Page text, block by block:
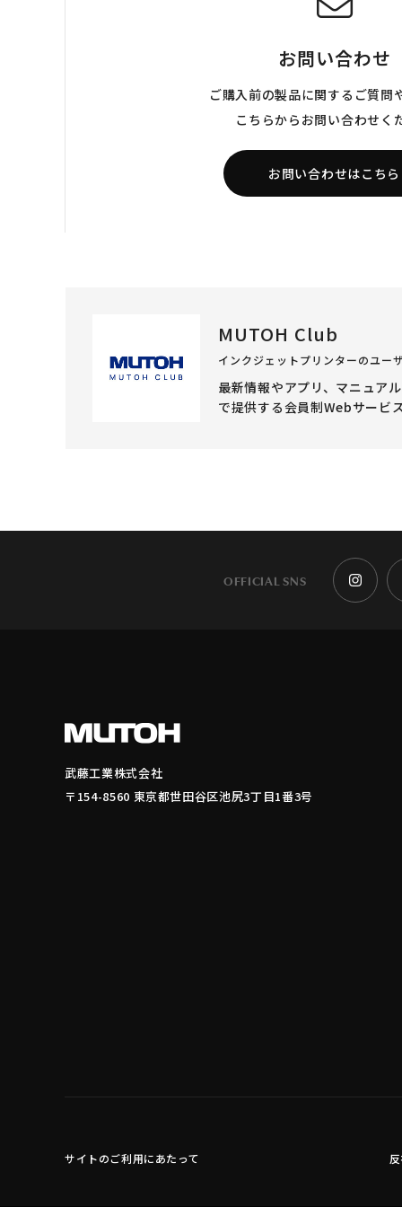
お問い合わせ
ご購入前の製品に関するご質問
こちらからお問い合わせく
お問い合わせはこちら
MUTOH Club
インクジェットプリンターのユー
最新情報やアプリ、マニュア
で提供する会員制Webサービ
OFFICIAL SNS
武藤工業株式会社
〒154-8560 東京都世田谷区池尻3丁目1番3号
サイトのご利用にあたって